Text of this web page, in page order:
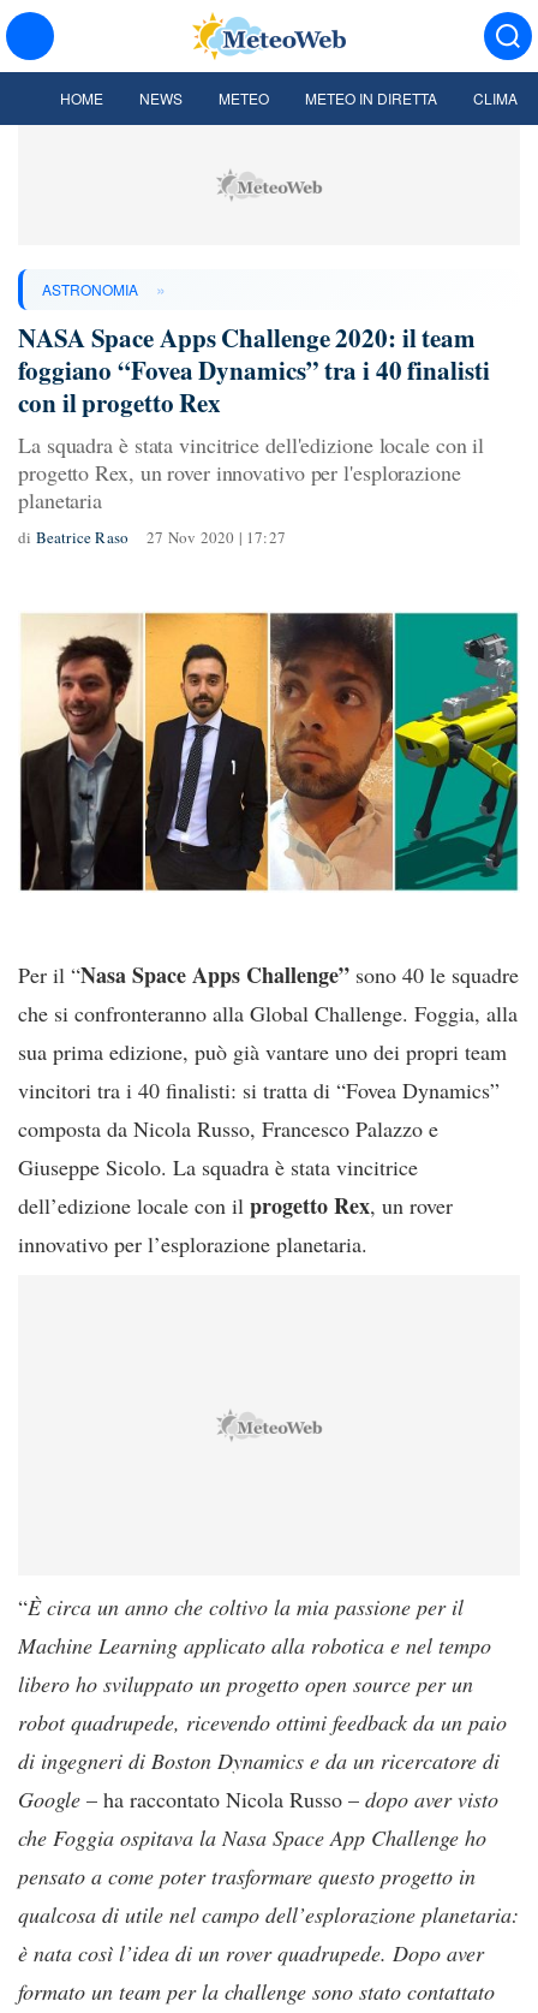
HOME NEWS METEO METEO IN DIRETTA CLIMA
ASTRONOMIA »
NASA Space Apps Challenge 2020: il team
foggiano “Fovea Dynamics” tra i 40 finalisti
con il progetto Rex
La squadra è stata vincitrice dell'edizione locale con il
progetto Rex, un rover innovativo per l'esplorazione
planetaria
di Beatrice Raso 27 Nov 2020 | 17:27
Per il “Nasa Space Apps Challenge” sono 40 le squadre
che si confronteranno alla Global Challenge. Foggia, alla
sua prima edizione, può già vantare uno dei propri team
vincitori tra i 40 finalisti: si tratta di “Fovea Dynamics”
composta da Nicola Russo, Francesco Palazzo e
Giuseppe Sicolo. La squadra è stata vincitrice
dell’edizione locale con il progetto Rex, un rover
innovativo per l’esplorazione planetaria.
“È circa un anno che coltivo la mia passione per il
Machine Learning applicato alla robotica e nel tempo
libero ho sviluppato un progetto open source per un
robot quadrupede, ricevendo ottimi feedback da un paio
di ingegneri di Boston Dynamics e da un ricercatore di
Google – ha raccontato Nicola Russo – dopo aver visto
che Foggia ospitava la Nasa Space App Challenge ho
pensato a come poter trasformare questo progetto in
qualcosa di utile nel campo dell’esplorazione planetaria:
è nata così l’idea di un rover quadrupede. Dopo aver
formato un team per la challenge sono stato contattato